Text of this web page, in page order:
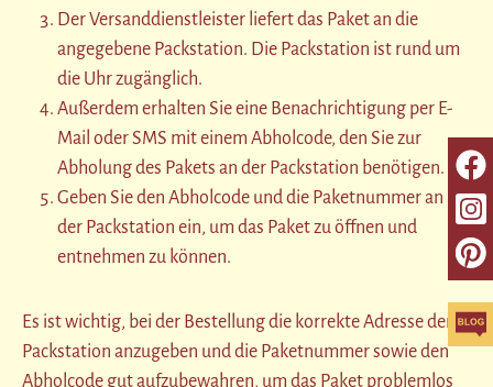
Der Versanddienstleister liefert das Paket an die
angegebene Packstation. Die Packstation ist rund um
die Uhr zugänglich.
Außerdem erhalten Sie eine Benachrichtigung per E-
Mail oder SMS mit einem Abholcode, den Sie zur
Abholung des Pakets an der Packstation benötigen.
Geben Sie den Abholcode und die Paketnummer an
der Packstation ein, um das Paket zu öffnen und
entnehmen zu können.
Es ist wichtig, bei der Bestellung die korrekte Adresse der
Packstation anzugeben und die Paketnummer sowie den
Abholcode gut aufzubewahren, um das Paket problemlos